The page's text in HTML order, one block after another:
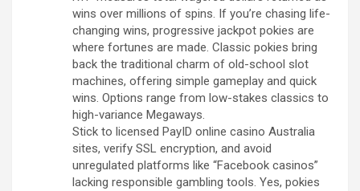
wins over millions of spins. If you’re chasing life-
changing wins, progressive jackpot pokies are
where fortunes are made. Classic pokies bring
back the traditional charm of old-school slot
machines, offering simple gameplay and quick
wins. Options range from low-stakes classics to
high-variance Megaways.
Stick to licensed PayID online casino Australia
sites, verify SSL encryption, and avoid
unregulated platforms like “Facebook casinos”
lacking responsible gambling tools. Yes, pokies